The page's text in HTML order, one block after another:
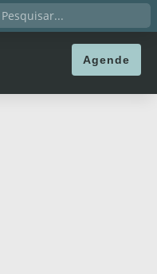
Agende